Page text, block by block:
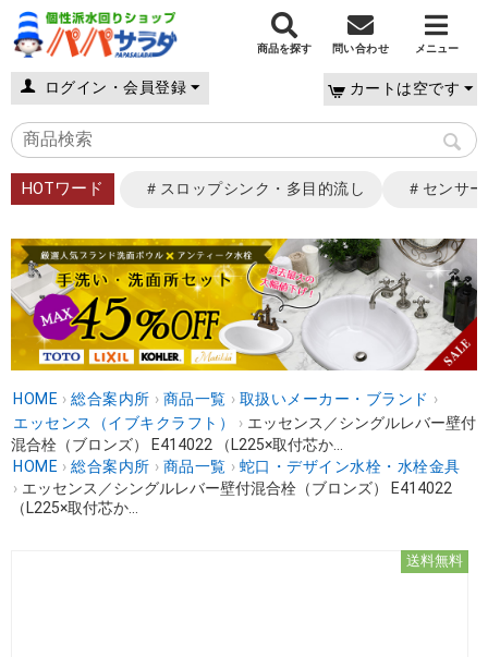
商品を探す 問い合わせ メニュー
ログイン・会員登録 カートは空です
HOTワード ＃スロップシンク・多目的流し ＃センサ
HOME › 総合案内所 › 商品一覧 › 取扱いメーカー・ブランド ›
エッセンス（イブキクラフト）
› エッセンス／シングルレバー壁付
混合栓（ブロンズ） E414022 （L225×取付芯か...
HOME › 総合案内所 › 商品一覧 › 蛇口・デザイン水栓・水栓金具
› エッセンス／シングルレバー壁付混合栓（ブロンズ） E414022
（L225×取付芯か...
送料無料